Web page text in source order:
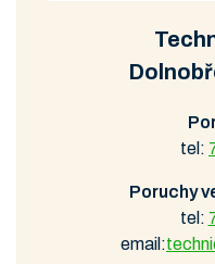
tel:
Poruchy
tel:
email: